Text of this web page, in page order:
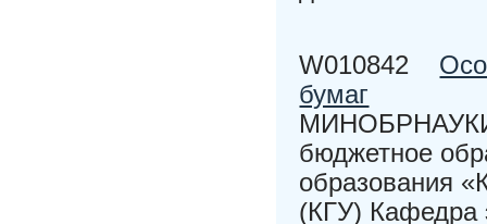
W010842
бумаг
МИНОБРНАУКИ
бюджетное
образования
(КГУ) Кафедра